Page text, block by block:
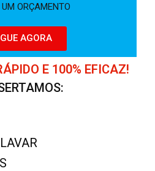
ORÇAMENTO
AGORA
E 100% EFICAZ!